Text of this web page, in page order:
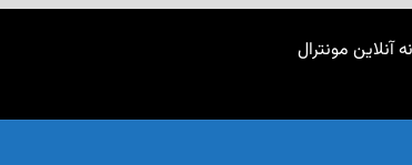
آنلاین مونترال